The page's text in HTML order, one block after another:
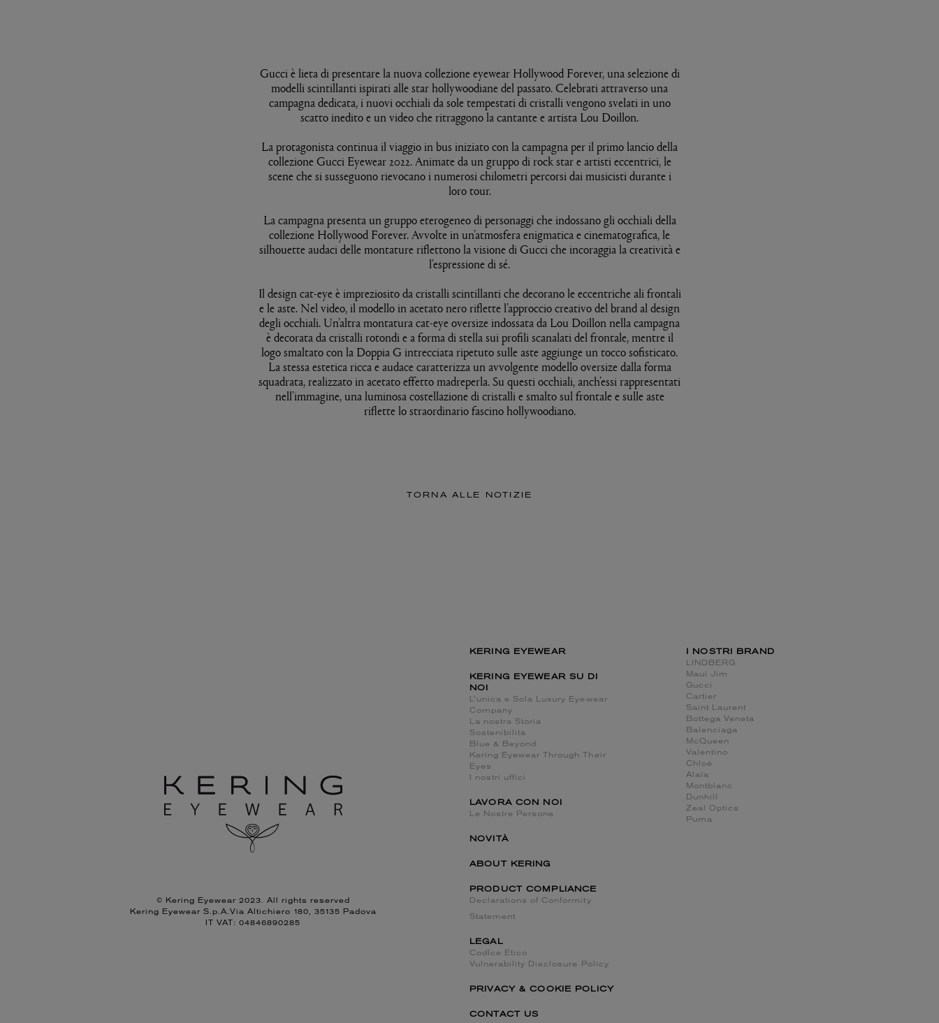
Gucci è lieta di presentare la nuova collezione eyewear Hollywood Forever, una selezione di
modelli scintillanti ispirati alle star hollywoodiane del passato. Celebrati attraverso una
campagna dedicata, i nuovi occhiali da sole tempestati di cristalli vengono svelati in uno
scatto inedito e un video che ritraggono la cantante e artista Lou Doillon.
La protagonista continua il viaggio in bus iniziato con la campagna per il primo lancio della
collezione Gucci Eyewear 2022. Animate da un gruppo di rock star e artisti eccentrici, le
scene che si susseguono rievocano i numerosi chilometri percorsi dai musicisti durante i
loro tour.
La campagna presenta un gruppo eterogeneo di personaggi che indossano gli occhiali della
collezione Hollywood Forever. Avvolte in un’atmosfera enigmatica e cinematografica, le
silhouette audaci delle montature riflettono la visione di Gucci che incoraggia la creatività e
l’espressione di sé.
Il design cat-eye è impreziosito da cristalli scintillanti che decorano le eccentriche ali frontali
e le aste. Nel video, il modello in acetato nero riflette l’approccio creativo del brand al design
degli occhiali. Un’altra montatura cat-eye oversize indossata da Lou Doillon nella campagna
è decorata da cristalli rotondi e a forma di stella sui profili scanalati del frontale, mentre il
logo smaltato con la Doppia G intrecciata ripetuto sulle aste aggiunge un tocco sofisticato.
La stessa estetica ricca e audace caratterizza un avvolgente modello oversize dalla forma
squadrata, realizzato in acetato effetto madreperla. Su questi occhiali, anch’essi rappresentati
nell’immagine, una luminosa costellazione di cristalli e smalto sul frontale e sulle aste
riflette lo straordinario fascino hollywoodiano.
TORNA ALLE NOTIZIE
© Kering Eyewear 2023. All rights reserved
Kering Eyewear S.p.A.Via Altichiero 180, 35135 Padova
IT VAT: 04846890285
KERING EYEWEAR
KERING EYEWEAR SU DI
NOI
L’unica e Sola Luxury Eyewear
Company
La nostra Storia
Sostenibilità
Blue & Beyond
Kering Eyewear Through Their
Eyes
I nostri uffici
LAVORA CON NOI
Le Nostre Persone
NOVITÀ
ABOUT KERING
PRODUCT COMPLIANCE
Declarations of Conformity
Statement
LEGAL
CodIce Etico
Vulnerability Disclosure Policy
PRIVACY & COOKIE POLICY
CONTACT US
I NOSTRI BRAND
LINDBERG
Maui Jim
Gucci
Cartier
Saint Laurent
Bottega Veneta
Balenciaga
McQueen
Valentino
Chloé
Alaïa
Montblanc
Dunhill
Zeal Optics
Puma